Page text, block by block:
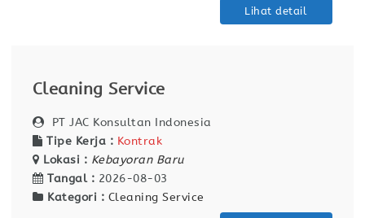
Lihat detail
Cleaning Service
PT JAC Konsultan Indonesia
Tipe Kerja : Kontrak
Lokasi : Kebayoran Baru
Tangal : 2026-08-03
Kategori : Cleaning Service